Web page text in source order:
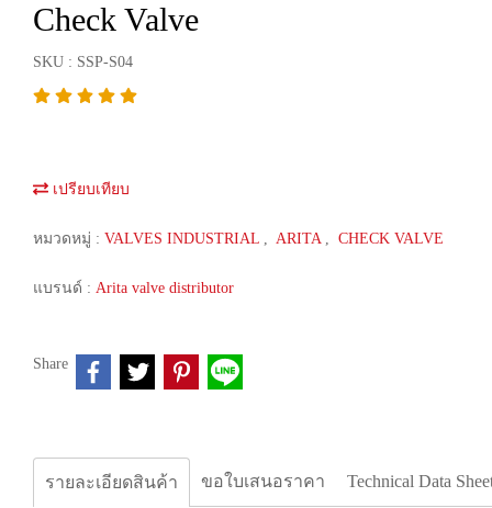
Check Valve
SKU : SSP-S04
เปรียบเทียบ
หมวดหมู่ : VALVES INDUSTRIAL , ARITA , CHECK VALVE
แบรนด์ : Arita valve distributor
Share
รายละเอียดสินค้า ขอใบเสนอราคา Technical Data